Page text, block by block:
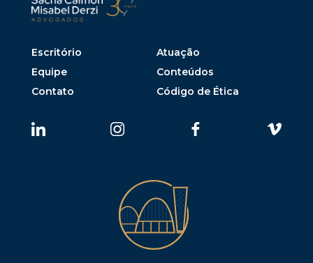
Escritório
Atuação
Equipe
Conteúdos
Contato
Código de Ética